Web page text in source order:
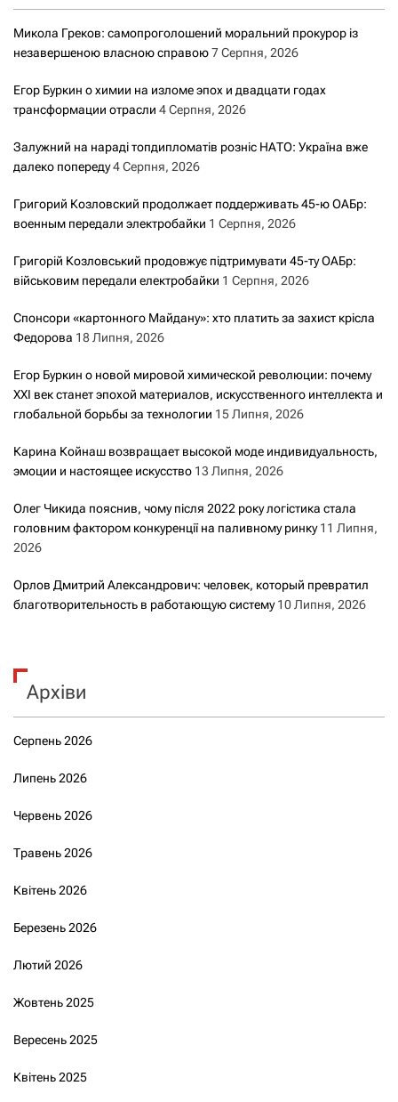
і
я
з
з
а
и
с
м
Микола Греков: самопроголошений моральний прокурор із
незавершеною власною справою7 Серпня, 2026
Егор Буркин о химии на изломе эпох и двадцати годах
трансформации отрасли 4 Серпня, 2026
Залужний на нараді топдипломатів розніс НАТО: Україна вже
далеко попереду4 Серпня, 2026
Григорий Козловский продолжает поддерживать 45-ю ОАБр:
военным передали электробайки 1 Серпня, 2026
Григорій Козловський продовжує підтримувати 45-ту ОАБр:
військовим передали електробайки 1 Серпня, 2026
Спонсори «картонного Майдану»: хто платить за захист крісла
Федорова 18 Липня, 2026
Егор Буркин о новой мировой химической революции: почему
XXI век станет эпохой материалов, искусственного интеллекта и
глобальной борьбы за технологии 15 Липня, 2026
Карина Койнаш возвращает высокой моде индивидуальность,
эмоции и настоящее искусство 13 Липня, 2026
Олег Чикида пояснив, чому після 2022 року логістика стала
головним фактором конкуренції на паливному ринку 11 Липня,
2026
Орлов Дмитрий Александрович: человек, который превратил
благотворительность в работающую систему 10 Липня, 2026
Архіви
Серпень 2026
Липень 2026
Червень 2026
Травень 2026
Квітень 2026
Березень 2026
Лютий 2026
Жовтень 2025
Вересень 2025
Квітень 2025